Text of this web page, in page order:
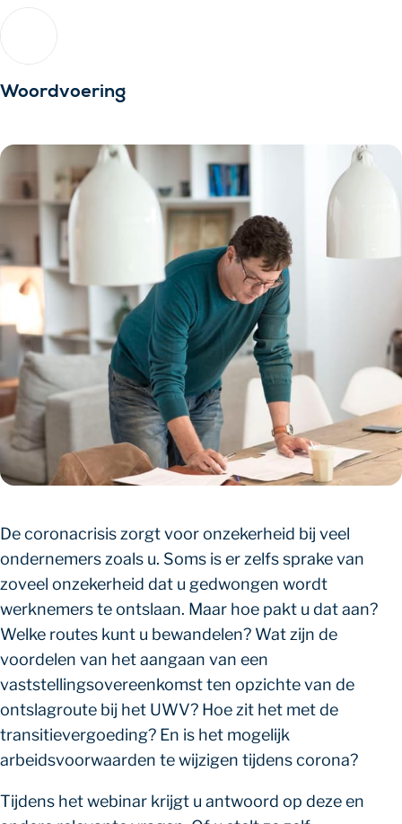
Woordvoering
De coronacrisis zorgt voor onzekerheid bij veel
ondernemers zoals u. Soms is er zelfs sprake van
zoveel onzekerheid dat u gedwongen wordt
werknemers te ontslaan. Maar hoe pakt u dat aan?
Welke routes kunt u bewandelen? Wat zijn de
voordelen van het aangaan van een
vaststellingsovereenkomst ten opzichte van de
ontslagroute bij het UWV? Hoe zit het met de
transitievergoeding? En is het mogelijk
arbeidsvoorwaarden te wijzigen tijdens corona?
Tijdens het webinar krijgt u antwoord op deze en